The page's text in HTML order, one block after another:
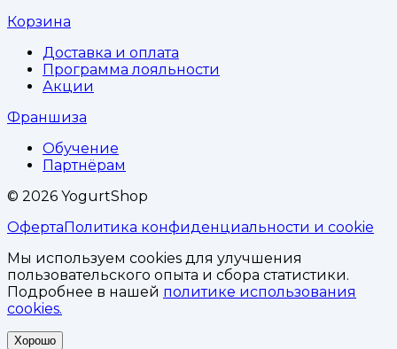
Корзина
Доставка и оплата
Программа лояльности
Акции
Франшиза
Обучение
Партнёрам
© 2026 YogurtShop
ОфертаПолитика конфиденциальности и cookie
Мы используем cookies для улучшения
пользовательского опыта и сбора статистики.
Подробнее в нашей политике использования
cookies.
Хорошо